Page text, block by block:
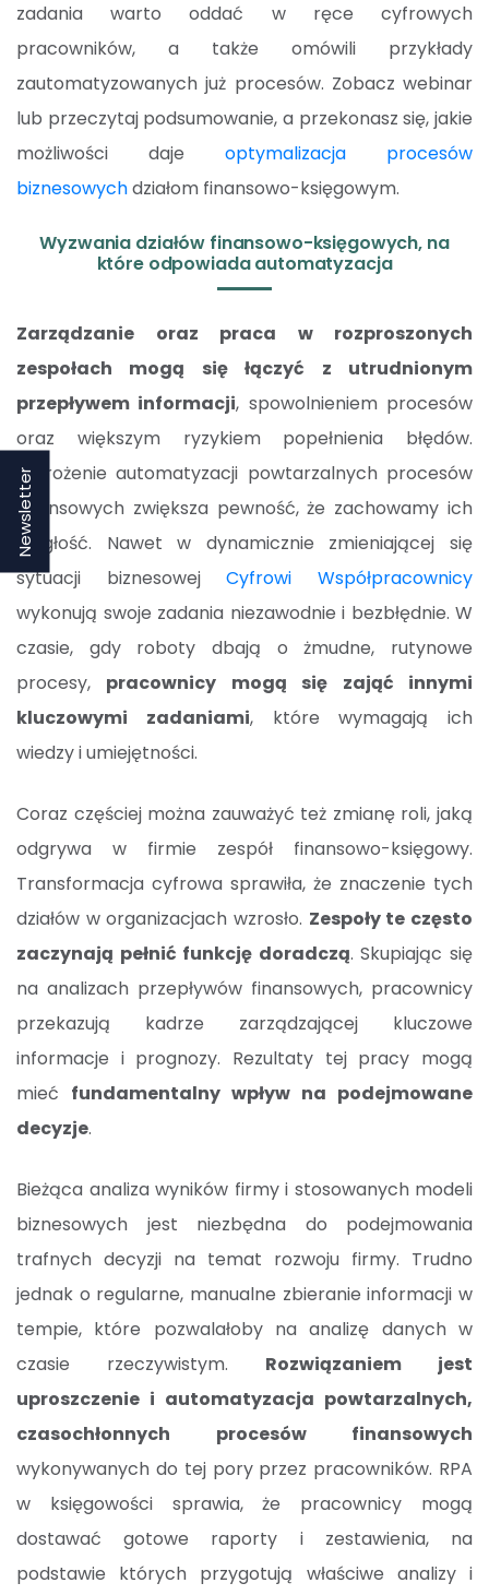
zadania warto oddać w ręce cyfrowych
pracowników, a także omówili przykłady
zautomatyzowanych już procesów. Zobacz webinar
lub przeczytaj podsumowanie, a przekonasz się, jakie
możliwości daje optymalizacja procesów
biznesowychdziałom finansowo-księgowym.
Wyzwania działów finansowo-księgowych, na
które odpowiada automatyzacja
Zarządzanie oraz praca w rozproszonych
zespołach mogą się łączyć z utrudnionym
przepływem informacji, spowolnieniem procesów
oraz większym ryzykiem popełnienia błędów.
Wdrożenie automatyzacji powtarzalnych procesów
finansowych zwiększa pewność, że zachowamy ich
ciągłość. Nawet w dynamicznie zmieniającej się
sytuacji biznesowejCyfrowi Współpracownicy
wykonują swoje zadania niezawodnie i bezbłędnie. W
czasie, gdy roboty dbają o żmudne, rutynowe
procesy, pracownicy mogą się zająć innymi
kluczowymi zadaniami, które wymagają ich
wiedzy i umiejętności.
Coraz częściej można zauważyć też zmianę roli, jaką
odgrywa w firmie zespół finansowo-księgowy.
Transformacja cyfrowa sprawiła, że znaczenie tych
działów w organizacjach wzrosło. Zespoły te często
zaczynają pełnić funkcję doradczą. Skupiając się
na analizach przepływów finansowych, pracownicy
przekazują kadrze zarządzającej kluczowe
informacje i prognozy. Rezultaty tej pracy mogą
mieć fundamentalny wpływ na podejmowane
decyzje.
Bieżąca analiza wyników firmy i stosowanych modeli
biznesowych jest niezbędna do podejmowania
trafnych decyzji na temat rozwoju firmy. Trudno
jednak o regularne, manualne zbieranie informacji w
tempie, które pozwalałoby na analizę danych w
czasie rzeczywistym. Rozwiązaniem jest
uproszczenie i automatyzacja powtarzalnych,
czasochłonnych procesów finansowych
wykonywanych do tej pory przez pracowników. RPA
w księgowości sprawia, że pracownicy mogą
dostawać gotowe raporty i zestawienia, na
podstawie których przygotują właściwe analizy i
Newsletter